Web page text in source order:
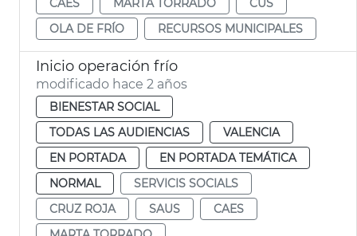
OLA DE FRÍO
RECURSOS MUNICIPALES
Inicio operación frío
modificado hace 2 años
BIENESTAR SOCIAL
TODAS LAS AUDIENCIAS
VALENCIA
EN PORTADA
EN PORTADA TEMÁTICA
NORMAL
SERVICIS SOCIALS
CRUZ ROJA
SAUS
CAES